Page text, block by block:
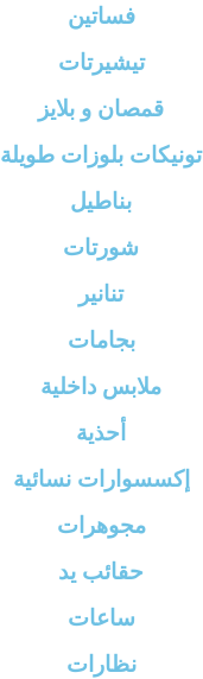
فساتين
تيشيرتات
قمصان و بلايز
تونيكات بلوزات طويلة
بناطيل
شورتات
تنانير
بجامات
ملابس داخلية
أحذية
إكسسوارات نسائية
مجوهرات
حقائب يد
ساعات
نظارات